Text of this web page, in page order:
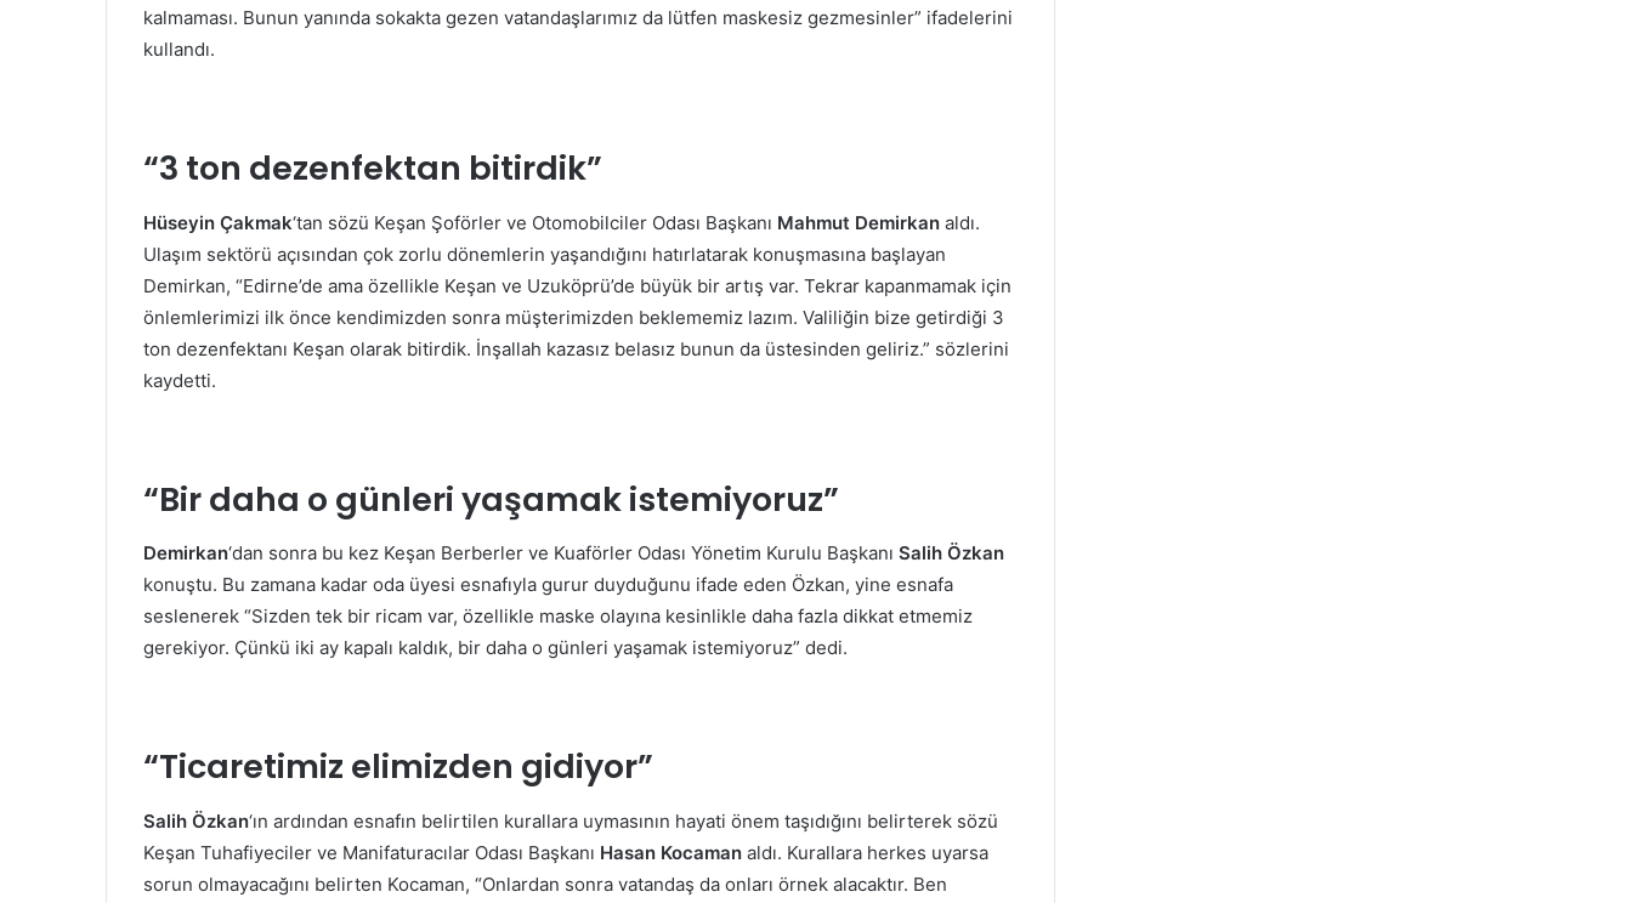
kalmaması. Bunun yanında sokakta gezen vatandaşlarımız da lütfen maskesiz gezmesinler” ifadelerini
kullandı.
“3 ton dezenfektan bitirdik”
Hüseyin Çakmak‘tan sözü Keşan Şoförler ve Otomobilciler Odası Başkanı Mahmut Demirkan aldı.
Ulaşım sektörü açısından çok zorlu dönemlerin yaşandığını hatırlatarak konuşmasına başlayan
Demirkan, “Edirne’de ama özellikle Keşan ve Uzuköprü’de büyük bir artış var. Tekrar kapanmamak için
önlemlerimizi ilk önce kendimizden sonra müşterimizden beklememiz lazım. Valiliğin bize getirdiği 3
ton dezenfektanı Keşan olarak bitirdik. İnşallah kazasız belasız bunun da üstesinden geliriz.” sözlerini
kaydetti.
“Bir daha o günleri yaşamak istemiyoruz”
Demirkan‘dan sonra bu kez Keşan Berberler ve Kuaförler Odası Yönetim Kurulu Başkanı Salih Özkan
konuştu. Bu zamana kadar oda üyesi esnafıyla gurur duyduğunu ifade eden Özkan, yine esnafa
seslenerek “Sizden tek bir ricam var, özellikle maske olayına kesinlikle daha fazla dikkat etmemiz
gerekiyor. Çünkü iki ay kapalı kaldık, bir daha o günleri yaşamak istemiyoruz” dedi.
“Ticaretimiz elimizden gidiyor”
Salih Özkan‘ın ardından esnafın belirtilen kurallara uymasının hayati önem taşıdığını belirterek sözü
Keşan Tuhafiyeciler ve Manifaturacılar Odası Başkanı Hasan Kocaman aldı. Kurallara herkes uyarsa
sorun olmayacağını belirten Kocaman, “Onlardan sonra vatandaş da onları örnek alacaktır. Ben